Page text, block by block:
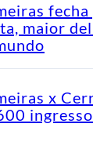
maior
x